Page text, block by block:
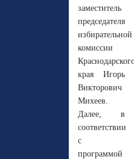
заместитель
председателя
избирательной
комиссии
края Игорь
Викторович
Михеев.
Далее, в
соответствии
с
программой